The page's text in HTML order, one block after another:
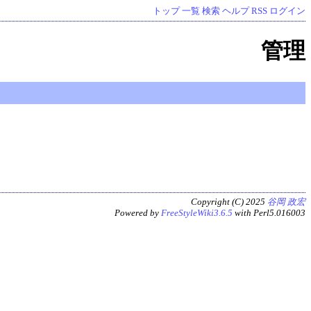
トップ 一覧 検索 ヘルプ RSS ログイン
管理
Copyright (C) 2025 谷岡 政宏
Powered by FreeStyleWiki3.6.5 with Perl5.016003